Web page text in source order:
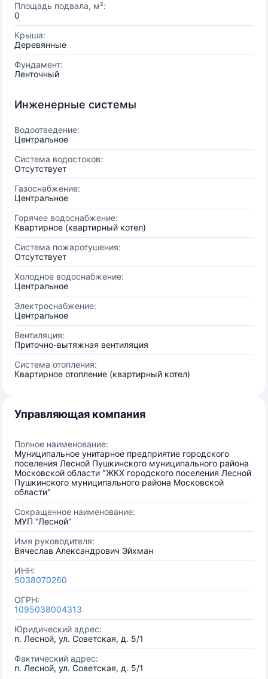
Площадь подвала, м²:
0
Крыша:
Деревянные
Фундамент:
Ленточный
Инженерные системы
Водоотведение:
Центральное
Система водостоков:
Отсутствует
Газоснабжение:
Центральное
Горячее водоснабжение:
Квартирное (квартирный котел)
Система пожаротушения:
Отсутствует
Холодное водоснабжение:
Центральное
Электроснабжение:
Центральное
Вентиляция:
Приточно-вытяжная вентиляция
Система отопления:
Квартирное отопление (квартирный котел)
Управляющая компания
Полное наименование:
Муниципальное унитарное предприятие городского
поселения Лесной Пушкинского муниципального района
Московской области "ЖКХ городского поселения Лесной
Пушкинского муниципального района Московской
области"
Сокращенное наименование:
МУП "Лесной"
Имя руководителя:
Вячеслав Александрович Эйхман
ИНН:
5038070260
ОГРН:
1095038004313
Юридический адрес:
п. Лесной, ул. Советская, д. 5/1
Фактический адрес:
п. Лесной, ул. Советская, д. 5/1